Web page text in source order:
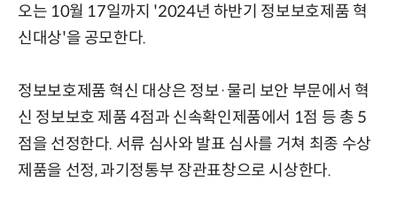
오는 10월 17일까지 '2024년 하반기 정보보호제품 혁
신대상'을 공모한다.
정보보호제품 혁신 대상은 정보·물리 보안 부문에서 혁
신 정보보호 제품 4점과 신속확인제품에서 1점 등 총 5
점을 선정한다. 서류 심사와 발표 심사를 거쳐 최종 수상
제품을 선정, 과기정통부 장관표창으로 시상한다.